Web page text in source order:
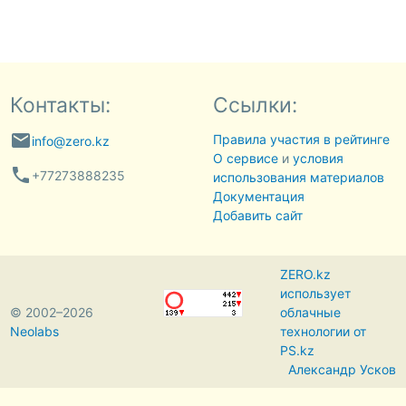
Контакты:
emailinfo@zero.kz
phone +77273888235
Ссылки:
Правила участия в рейтинге
О сервисеи условия
использования материалов
Документация
Добавить сайт
© 2002–2026
Neolabs
ZERO.kz
использует
облачные
технологии от
PS.kz
Александр Усков